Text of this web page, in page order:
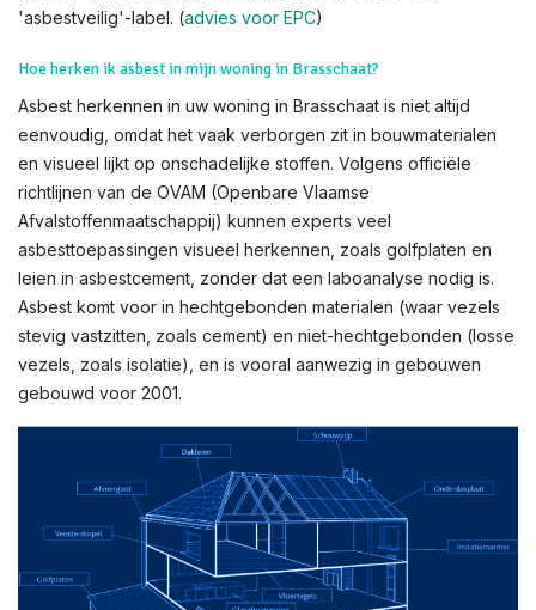
'asbestveilig'-label. (advies voor EPC)
Hoe herken ik asbest in mijn woning in Brasschaat?
Asbest herkennen in uw woning in Brasschaat is niet altijd
eenvoudig, omdat het vaak verborgen zit in bouwmaterialen
en visueel lijkt op onschadelijke stoffen. Volgens officiële
richtlijnen van de OVAM (Openbare Vlaamse
Afvalstoffenmaatschappij) kunnen experts veel
asbesttoepassingen visueel herkennen, zoals golfplaten en
leien in asbestcement, zonder dat een laboanalyse nodig is.
Asbest komt voor in hechtgebonden materialen (waar vezels
stevig vastzitten, zoals cement) en niet-hechtgebonden (losse
vezels, zoals isolatie), en is vooral aanwezig in gebouwen
gebouwd voor 2001.